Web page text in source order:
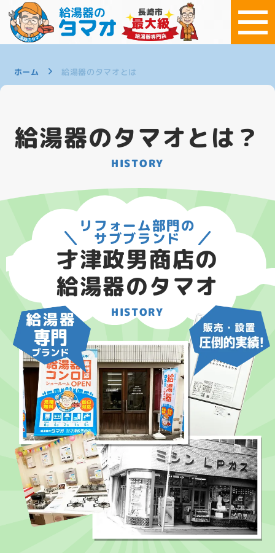
ホーム 給湯器のタマオとは
給湯器のタマオとは？
HISTORY
リフォーム部門の
サブブランド
才津政男商店の
給湯器のタマオ
HISTORY